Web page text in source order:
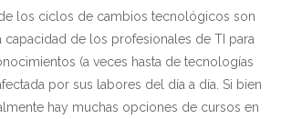
los ciclos de cambios tecnológicos son
capacidad de los profesionales de TI para
(a veces hasta de tecnologías
por sus labores del día a día. Si bien
hay muchas opciones de cursos en